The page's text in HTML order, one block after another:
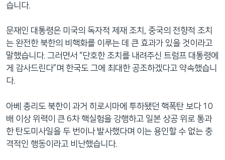
습니다.
문재인 대통령은 미국의 독자적 제재 조치, 중국의 전향적 조치
는 완전한 북한의 비핵화를 이루는 데 큰 효과가 있을 것이라고
말했습니다. 그러면서 “단호한 조치를 내려주신 트럼프 대통령에
게 감사드린다”며 한국도 그에 최대한 공조하겠다고 약속했습니
다.
아베 총리도 북한이 과거 히로시마에 투하됐던 핵폭탄 보다 10
배 이상 위력이 큰 6차 핵실험을 강행하고 일본 상공 위로 통과
한 탄도미사일을 두 번이나 발사했다며 이는 용인할 수 없는 충
격적인 행동이라고 비난했습니다.